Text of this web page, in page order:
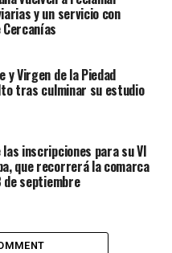
y un servicio con
y Virgen de la Piedad
tras culminar su estudio
inscripciones para su VI
que recorrerá la comarca
de septiembre